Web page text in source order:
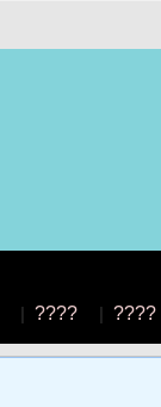
| ???? | ????